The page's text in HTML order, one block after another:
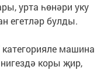
урта һөнәри уку
егетләр булды.
машина
коры җир,